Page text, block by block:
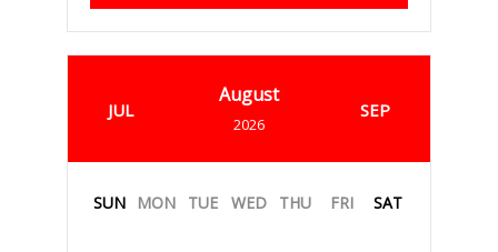
JUL
August
2026
SEP
SUN MON TUE WED THU FRI SAT